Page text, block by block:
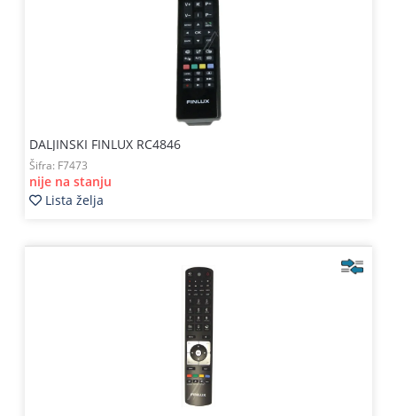
DALJINSKI FINLUX RC4846
Šifra: F7473
nije na stanju
Lista želja